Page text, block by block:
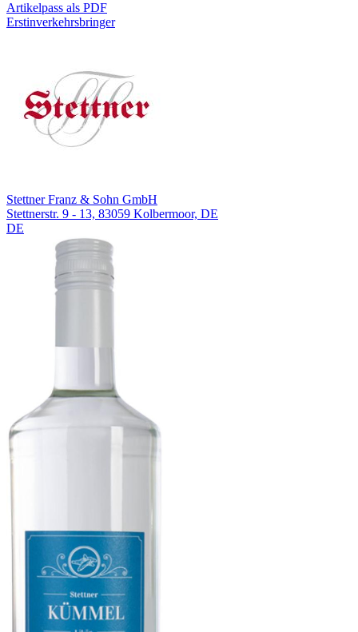
Artikelpass als PDF
Erstinverkehrsbringer
Stettner Franz & Sohn GmbH
Stettnerstr. 9 - 13, 83059 Kolbermoor, DE
DE